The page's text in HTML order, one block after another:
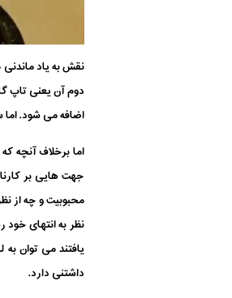
دوم آن یعنی تاپ
اضافه می شود. اما
جهت هایی بر
محبوبیت و چه از
نظر به انتهای
یافتند می توان
داشتنی دارد.